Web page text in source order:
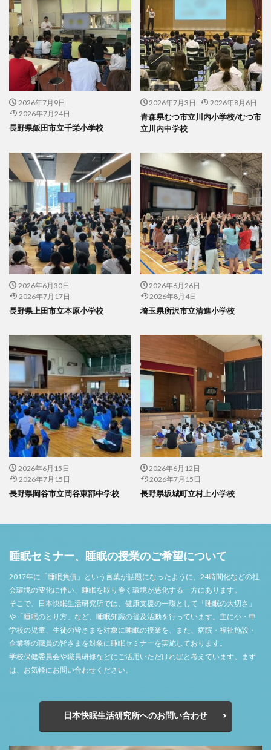
2026年7月9日
2026年7月24日
長野県飯田市立千栄小学校
2026年7月3日 2026年8月6日
青森県むつ市立川内小学校/むつ市
立川内中学校
2026年6月30日
2026年7月17日
長野県上田市立本原小学校
2026年6月26日
2026年8月4日
埼玉県所沢市立清進小学校
2026年6月15日
2026年7月15日
長野県岡谷市立岡谷東部中学校
2026年6月12日
2026年7月15日
長野県坂城町立村上小学校
睡眠セミナー、睡眠の授業のご希望について
2017年に「睡眠負債」という言葉が話題になったように、24時間化などの社
会環境の変化に伴い、睡眠を取り巻く環境が悪化する一方にあります。
そこで、日本快眠生活研究所では、健康支援の一環として「睡眠の大切さ」
や「睡眠のとり方」など、睡眠知識の普及活動を行っています。主に小・中
学校の児童、生徒の皆さまを対象に睡眠の授業を、また、病院・福祉施設・
企業等の職員の皆さまを対象に睡眠セミナーを実施しております。
学校保健委員会や職員研修などにご活用いただければと考えています。まず
は、お気軽にお問い合わせください。
日本快眠生活研究所へのお問い合わせ